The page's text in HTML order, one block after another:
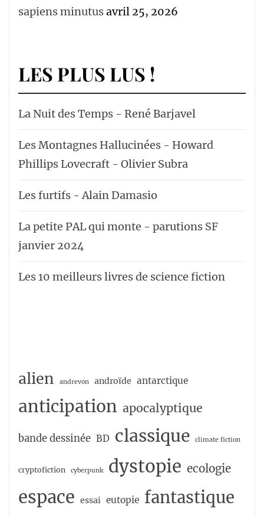
sapiens minutusavril 25, 2026
LES PLUS LUS !
La Nuit des Temps - René Barjavel
Les Montagnes Hallucinées - Howard
Phillips Lovecraft - Olivier Subra
Les furtifs - Alain Damasio
La petite PAL qui monte - parutions SF
janvier 2024
Les 10 meilleurs livres de science fiction
alien andrevon androïde antarctique
anticipation apocalyptique
bande dessinée BD classique climate fiction
cryptofiction cyberpunk dystopie ecologie
espace essai eutopie fantastique